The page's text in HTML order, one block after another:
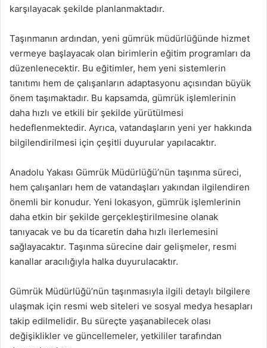
karşılayacak şekilde planlanmaktadır.
Taşınmanın ardından, yeni gümrük müdürlüğünde hizmet
vermeye başlayacak olan birimlerin eğitim programları da
düzenlenecektir. Bu eğitimler, hem yeni sistemlerin
tanıtımı hem de çalışanların adaptasyonu açısından büyük
önem taşımaktadır. Bu kapsamda, gümrük işlemlerinin
daha hızlı ve etkili bir şekilde yürütülmesi
hedeflenmektedir. Ayrıca, vatandaşların yeni yer hakkında
bilgilendirilmesi için çeşitli duyurular yapılacaktır.
Anadolu Yakası Gümrük Müdürlüğü’nün taşınma süreci,
hem çalışanları hem de vatandaşları yakından ilgilendiren
önemli bir konudur. Yeni lokasyon, gümrük işlemlerinin
daha etkin bir şekilde gerçekleştirilmesine olanak
tanıyacak ve bu da ticaretin daha hızlı ilerlemesini
sağlayacaktır. Taşınma sürecine dair gelişmeler, resmi
kanallar aracılığıyla halka duyurulacaktır.
Gümrük Müdürlüğü’nün taşınmasıyla ilgili detaylı bilgilere
ulaşmak için resmi web siteleri ve sosyal medya hesapları
takip edilmelidir. Bu süreçte yaşanabilecek olası
değişiklikler ve güncellemeler, yetkililer tarafından